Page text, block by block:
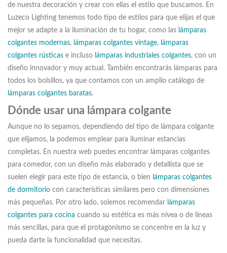
de nuestra decoración y crear con ellas el estilo que buscamos. En
Luzeco Lighting tenemos todo tipo de estilos para que elijas el que
mejor se adapte a la iluminación de tu hogar, como las lámparas
colgantes modernas, lámparas colgantes vintage, lámparas
colgantes rústicas e incluso lámparas industriales colgantes, con un
diseño innovador y muy actual. También encontrarás lámparas para
todos los bolsillos, ya que contamos con un amplio catálogo de
lámparas colgantes baratas.
Dónde usar una lámpara colgante
Aunque no lo sepamos, dependiendo del tipo de lámpara colgante
que elijamos, la podemos emplear para iluminar estancias
completas. En nuestra web puedes encontrar lámparas colgantes
para comedor, con un diseño más elaborado y detallista que se
suelen elegir para este tipo de estancia, o bien lámparas colgantes
de dormitorio con características similares pero con dimensiones
más pequeñas. Por otro lado, solemos recomendar lámparas
colgantes para cocina cuando su estética es más nívea o de líneas
más sencillas, para que el protagonismo se concentre en la luz y
pueda darte la funcionalidad que necesitas.